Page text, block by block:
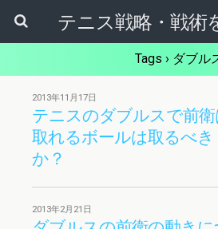
Tags › ダブル
2013年11月17日
テニスのダブルスで前衛
取れるボールは取るべき
か？
2013年2月21日